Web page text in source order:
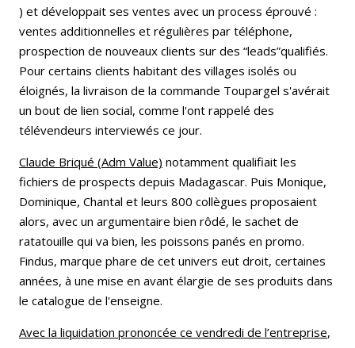
) et développait ses ventes avec un process éprouvé :
ventes additionnelles et régulières par téléphone,
prospection de nouveaux clients sur des “leads”qualifiés.
Pour certains clients habitant des villages isolés ou
éloignés, la livraison de la commande Toupargel s'avérait
un bout de lien social, comme l'ont rappelé des
télévendeurs interviewés ce jour.
Claude Briqué (Adm Value) notamment qualifiait les
fichiers de prospects depuis Madagascar. Puis Monique,
Dominique, Chantal et leurs 800 collègues proposaient
alors, avec un argumentaire bien rôdé, le sachet de
ratatouille qui va bien, les poissons panés en promo.
Findus, marque phare de cet univers eut droit, certaines
années, à une mise en avant élargie de ses produits dans
le catalogue de l'enseigne.
Avec la liquidation prononcée ce vendredi de l’entreprise,